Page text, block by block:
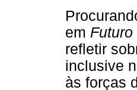
em
refletir
inclusive
às forças